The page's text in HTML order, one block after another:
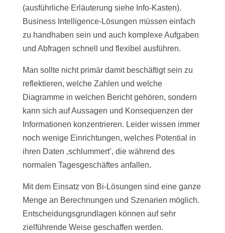
(ausführliche Erläuterung siehe Info-Kasten).
Business Intelligence-Lösungen müssen einfach
zu handhaben sein und auch komplexe Aufgaben
und Abfragen schnell und flexibel ausführen.
Man sollte nicht primär damit beschäftigt sein zu
reflektieren, welche Zahlen und welche
Diagramme in welchen Bericht gehören, sondern
kann sich auf Aussagen und Konsequenzen der
Informationen konzentrieren. Leider wissen immer
noch wenige Einrichtungen, welches Potential in
ihren Daten ‚schlummert’, die während des
normalen Tagesgeschäftes anfallen.
Mit dem Einsatz von Bi-Lösungen sind eine ganze
Menge an Berechnungen und Szenarien möglich.
Entscheidungsgrundlagen können auf sehr
zielführende Weise geschaffen werden.